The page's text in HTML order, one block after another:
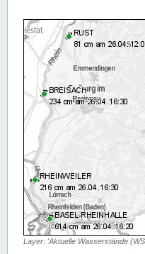
Layer: 'Aktuelle Wasserstände